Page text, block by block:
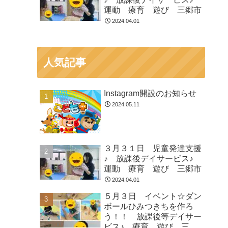
運動 療育 遊び 三郷市
2024.04.01
人気記事
Instagram開設のお知らせ
2024.05.11
３月３１日 児童発達支援
♪ 放課後デイサービス♪
運動 療育 遊び 三郷市
2024.04.01
５月３日 イベント☆ダン
ボールひみつきちを作ろ
う！！ 放課後等デイサー